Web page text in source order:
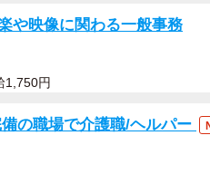
や映像に関わる一般事務
1,750円
の職場で介護職/ヘルパー